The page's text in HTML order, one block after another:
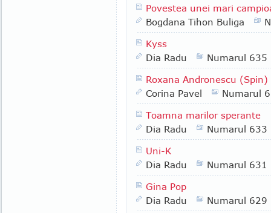
Povestea unei mari
Bogdana Tihon Buliga
Kyss
Dia Radu
Numarul 635
Roxana Andronescu (Spin)
Corina Pavel
Numarul
Toamna marilor sperante
Dia Radu
Numarul 633
Uni-K
Dia Radu
Numarul 631
Gina Pop
Dia Radu
Numarul 629